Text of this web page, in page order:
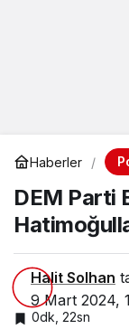
Haberler
DEM Parti
Halit Solhan
9 Mart 2024,
0dk, 22sn